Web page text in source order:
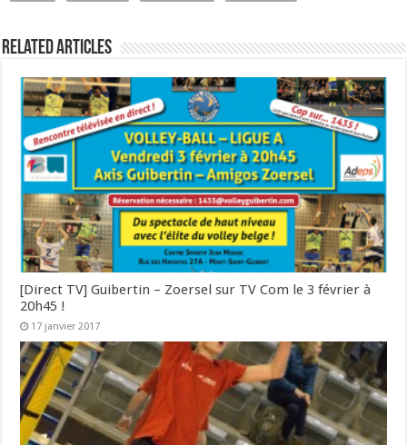
Related Articles
[Direct TV] Guibertin – Zoersel sur TV Com le 3 février à
20h45 !
17 janvier 2017